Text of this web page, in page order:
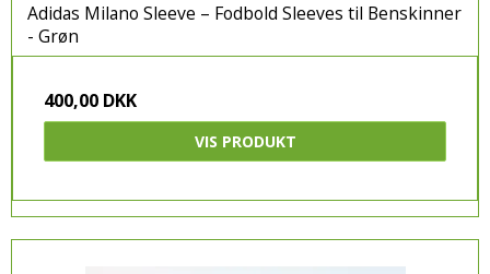
Adidas Milano Sleeve – Fodbold Sleeves til Benskinner
- Grøn
400,00 DKK
VIS PRODUKT